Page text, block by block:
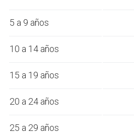
5 a 9 años
10 a 14 años
15 a 19 años
20 a 24 años
25 a 29 años